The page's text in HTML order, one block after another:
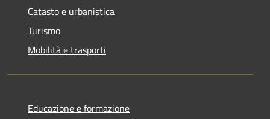
Catasto e urbanistica
Turismo
Mobilità e trasporti
Educazione e formazione